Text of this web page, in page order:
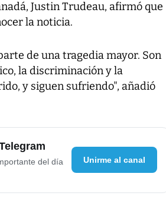
Justin Trudeau, afirmó que
la noticia.
de una tragedia mayor. Son
la discriminación y la
y siguen sufriendo", añadió
del día
Unirme al canal